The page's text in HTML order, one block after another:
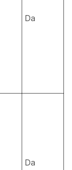
Da
Da